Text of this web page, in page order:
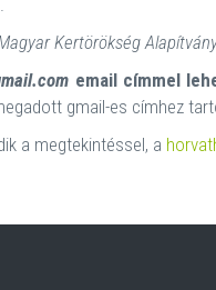
Kertörökség
email címmel
gmail-es címhez
a megtekintéssel, a